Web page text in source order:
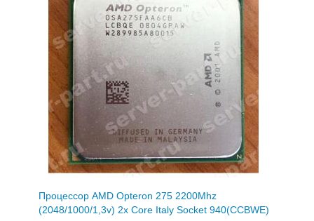
Процессор AMD Opteron 275 2200Mhz
(2048/1000/1,3v) 2x Core Italy Socket 940(CCBWE)